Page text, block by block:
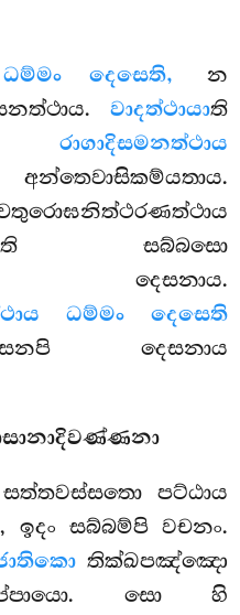
දෙසෙති, න
වාදත්ථායාති
රාගාදිසමනත්ථාය
සබ්බසො
දෙසනාය.
ධම්මං දෙසෙති
දෙසනාය
පට්ඨාය
ඉදං සබ්බම්පි වචනං.
තික්ඛපඤ්ඤො
සො හි